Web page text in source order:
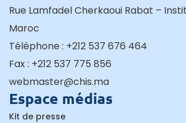
Rue Lamfadel Cherkaoui Rabat –
Maroc
Téléphone : +212 537 676 464
Fax : +212 537 775 856
webmaster@chis.ma
Espace médias
Kit de presse